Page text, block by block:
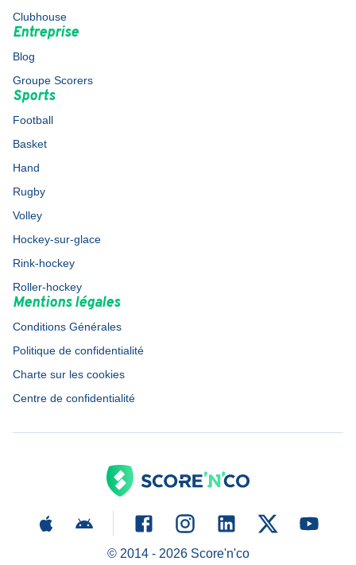
Clubhouse
Entreprise
Blog
Groupe Scorers
Sports
Football
Basket
Hand
Rugby
Volley
Hockey-sur-glace
Rink-hockey
Roller-hockey
Mentions légales
Conditions Générales
Politique de confidentialité
Charte sur les cookies
Centre de confidentialité
© 2014 - 2026Score'n'co